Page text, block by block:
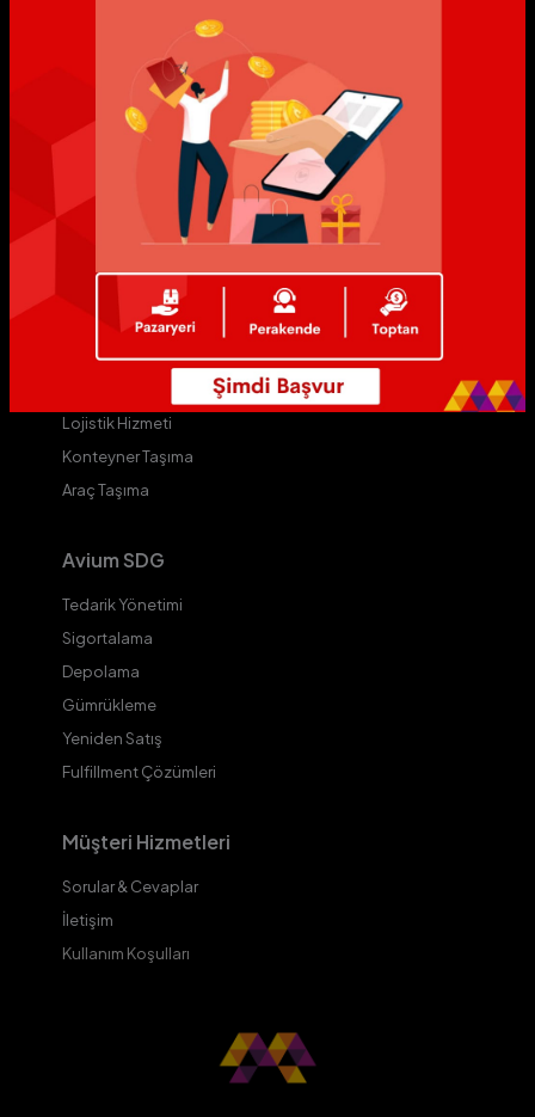
MyAvium
ALive
Yıldız Markalar
Yıldızlı Mağazalar
Avium D
Kurye Hizmeti
Lojistik Hizmeti
Konteyner Taşıma
Araç Taşıma
Avium SDG
Tedarik Yönetimi
Sigortalama
Depolama
Gümrükleme
Yeniden Satış
Fulfillment Çözümleri
Müşteri Hizmetleri
Sorular & Cevaplar
İletişim
Kullanım Koşulları